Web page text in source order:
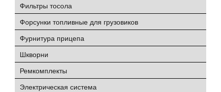
Фильтры тосола
Форсунки топливные для грузовиков
Фурнитура прицепа
Шкворни
Ремкомплекты
Электрическая система